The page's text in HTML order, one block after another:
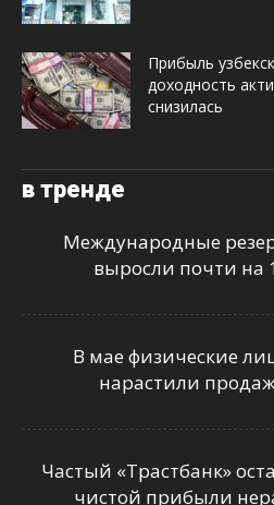
Прибыль
доходность
снизилась
в тренде
Международные
выросли почти на
В мае физические
нарастили
Частый «Трастбанк»
чистой прибыли